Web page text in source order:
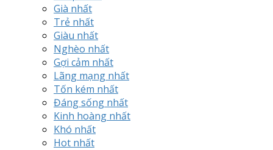
Già nhất
Trẻ nhất
Giàu nhất
Nghèo nhất
Gợi cảm nhất
Lãng mạng nhất
Tốn kém nhất
Đáng sống nhất
Kinh hoàng nhất
Khó nhất
Hot nhất